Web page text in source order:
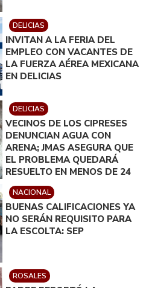
DELICIAS
INVITAN A LA FERIA DEL
EMPLEO CON VACANTES DE
LA FUERZA AÉREA MEXICANA
EN DELICIAS
DELICIAS
VECINOS DE LOS CIPRESES
DENUNCIAN AGUA CON
ARENA; JMAS ASEGURA QUE
EL PROBLEMA QUEDARÁ
RESUELTO EN MENOS DE 24
HORAS
NACIONAL
BUENAS CALIFICACIONES YA
NO SERÁN REQUISITO PARA
LA ESCOLTA: SEP
ROSALES